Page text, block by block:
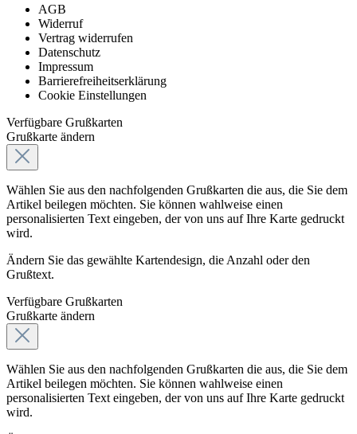
AGB
Widerruf
Vertrag widerrufen
Datenschutz
Impressum
Barrierefreiheitserklärung
Cookie Einstellungen
Verfügbare Grußkarten
Grußkarte ändern
Wählen Sie aus den nachfolgenden Grußkarten die aus, die Sie dem
Artikel beilegen möchten. Sie können wahlweise einen
personalisierten Text eingeben, der von uns auf Ihre Karte gedruckt
wird.
Ändern Sie das gewählte Kartendesign, die Anzahl oder den
Grußtext.
Verfügbare Grußkarten
Grußkarte ändern
Wählen Sie aus den nachfolgenden Grußkarten die aus, die Sie dem
Artikel beilegen möchten. Sie können wahlweise einen
personalisierten Text eingeben, der von uns auf Ihre Karte gedruckt
wird.